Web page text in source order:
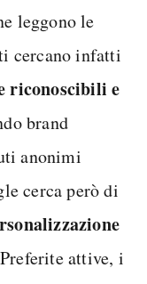
leggono le
cercano infatti
riconoscibili e
brand
anonimi
cerca però di
attive, i